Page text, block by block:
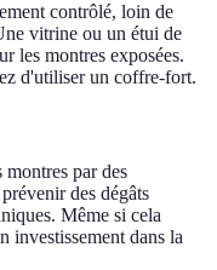
contrôlé, loin de
vitrine ou un étui de
les montres exposées.
d'utiliser un coffre-fort.
par des
des dégâts
Même si cela
investissement dans la